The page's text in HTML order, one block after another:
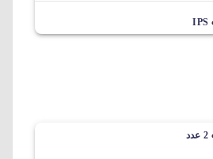
IPS
2 عدد